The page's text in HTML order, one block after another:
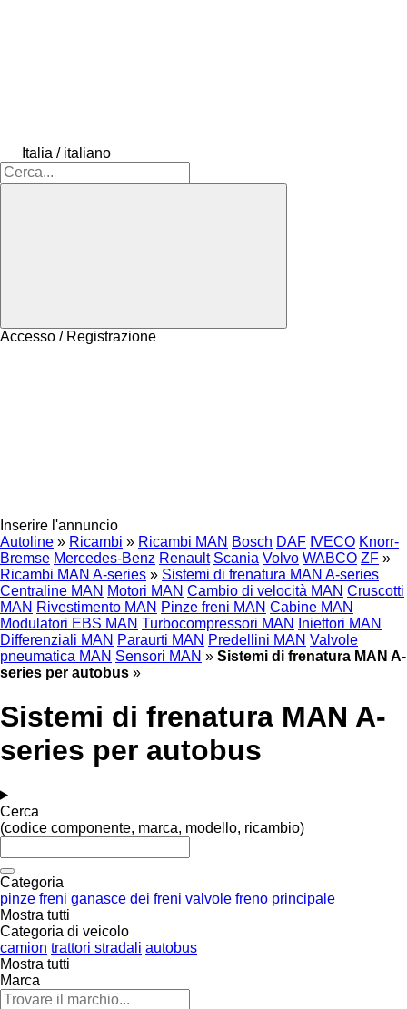
Italia / italiano
Accesso / Registrazione
Inserire l'annuncio
Autoline » Ricambi » Ricambi MAN Bosch DAF IVECO Knorr-
Bremse Mercedes-Benz Renault Scania Volvo WABCO ZF »
Ricambi MAN A-series » Sistemi di frenatura MAN A-series
Centraline MAN Motori MAN Cambio di velocità MAN Cruscotti
MAN Rivestimento MAN Pinze freni MAN Cabine MAN
Modulatori EBS MAN Turbocompressori MAN
Iniettori MAN
Differenziali MAN Paraurti MAN Predellini MAN Valvole
pneumatica MAN Sensori MAN » Sistemi di frenatura MAN A-
series per autobus »
Sistemi di frenatura MAN A-
series per autobus
Cerca
(codice componente, marca, modello, ricambio)
Categoria
pinze freni ganasce dei freni valvole freno principale
Mostra tutti
Categoria di veicolo
camion trattori stradali autobus
Mostra tutti
Marca